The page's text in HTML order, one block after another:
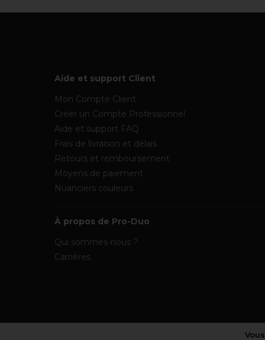
Aide et support Client
Mon Compte Client
Créer un Compte Professionnel
Aide et support FAQ
Frais de livraison et délais
Retours et remboursement
Moyens de paiement
Nuanciers couleurs
À propos de Pro-Duo
Qui sommes-nous ?
Carrières